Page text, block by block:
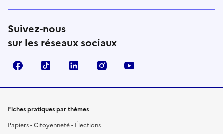
Suivez-nous
sur les réseaux sociaux
FacebookTikTok LinkedIn Instagram
Fiches pratiques par thèmes
Papiers - Citoyenneté - Élections